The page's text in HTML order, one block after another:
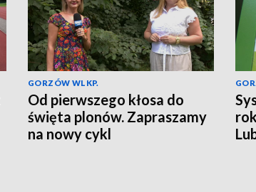
GORZÓW WLKP.
Od pierwszego kłosa do
święta plonów. Zapraszamy
na nowy cykl